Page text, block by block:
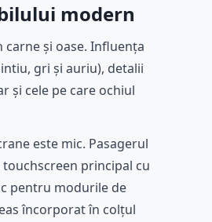
modern
și oase. Influența
gri și auriu), detalii
și cele pe care ochiul
este mic. Pasagerul
principal cu
pentru modurile de
încorporat în colțul